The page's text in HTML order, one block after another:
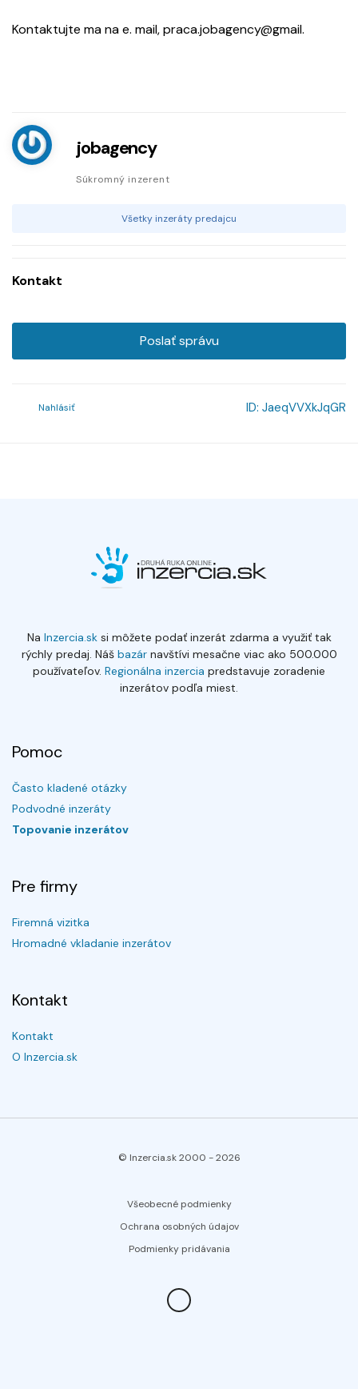
Kontaktujte ma na e. mail, praca.jobagency@gmail.
jobagency
Súkromný inzerent
Všetky inzeráty predajcu
Kontakt
Poslať správu
Nahlásiť ID: JaeqVVXkJqGR
Na Inzercia.sksi môžete podať inzerát zdarma a využiť tak
rýchly predaj. Náš bazárnavštívi mesačne viac ako 500.000
používateľov. Regionálna inzercia predstavuje zoradenie
inzerátov podľa miest.
Pomoc
Často kladené otázky
Podvodné inzeráty
Topovanie inzerátov
Pre firmy
Firemná vizitka
Hromadné vkladanie inzerátov
Kontakt
Kontakt
O Inzercia.sk
© Inzercia.sk 2000 -2026
Všeobecné podmienky
Ochrana osobných údajov
Podmienky pridávania